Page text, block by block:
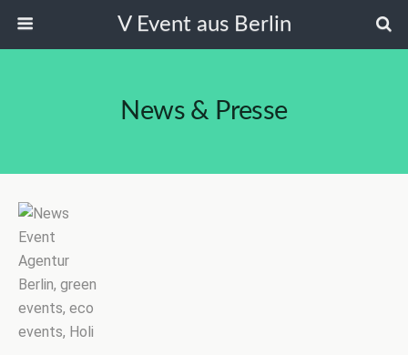
V Event aus Berlin
News & Presse